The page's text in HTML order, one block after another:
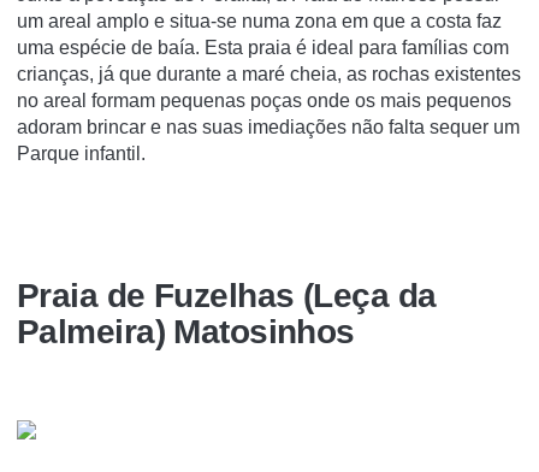
um areal amplo e situa-se numa zona em que a costa faz
uma espécie de baía. Esta praia é ideal para famílias com
crianças, já que durante a maré cheia, as rochas existentes
no areal formam pequenas poças onde os mais pequenos
adoram brincar e nas suas imediações não falta sequer um
Parque infantil.
Praia de Fuzelhas (Leça da
Palmeira) Matosinhos